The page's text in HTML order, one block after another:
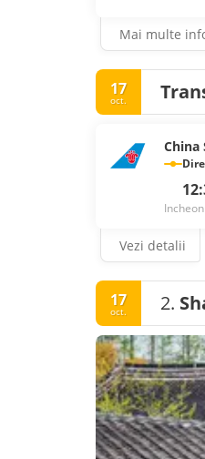
Mai multe
17
oct.
China
Vezi detalii
17
oct. 2.